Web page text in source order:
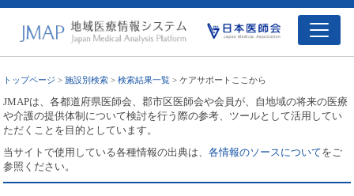
トップページ >施設別検索 >検索結果一覧 > ケアサポートここから
JMAPは、各都道府県医師会、郡市区医師会や会員が、自地域の将来の医療
や介護の提供体制について検討を行う際の参考、ツールとして活用してい
ただくことを目的としています。
当サイトで使用している各種情報の出典は、各情報のソースについてをご
参照ください。